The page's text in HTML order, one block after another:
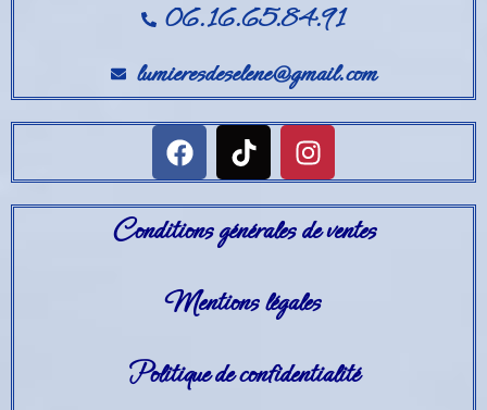
06.16.65.84.91
lumieresdeselene@gmail.com
Conditions générales de ventes
Mentions légales
Politique de confidentialité